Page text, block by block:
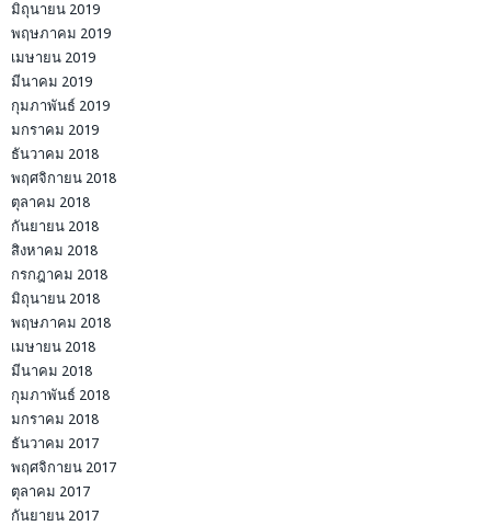
มิถุนายน 2019
พฤษภาคม 2019
เมษายน 2019
มีนาคม 2019
กุมภาพันธ์ 2019
มกราคม 2019
ธันวาคม 2018
พฤศจิกายน 2018
ตุลาคม 2018
กันยายน 2018
สิงหาคม 2018
กรกฎาคม 2018
มิถุนายน 2018
พฤษภาคม 2018
เมษายน 2018
มีนาคม 2018
กุมภาพันธ์ 2018
มกราคม 2018
ธันวาคม 2017
พฤศจิกายน 2017
ตุลาคม 2017
กันยายน 2017